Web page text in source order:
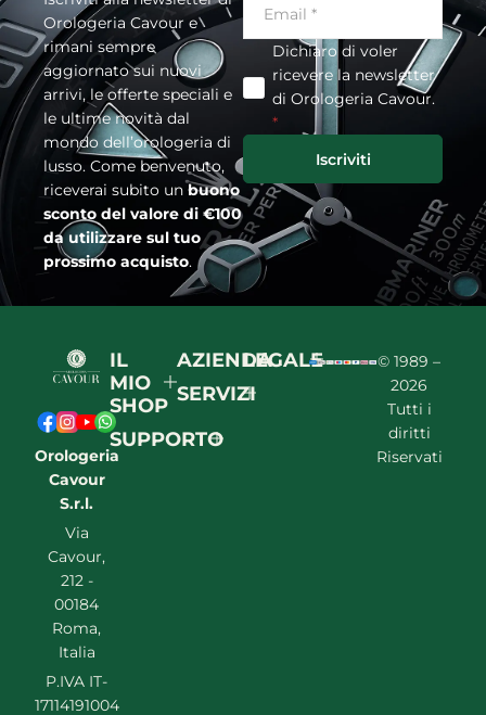
Orologeria Cavour e
rimani sempre
aggiornato sui nuovi
arrivi, le offerte speciali e
le ultime novità dal
mondo dell’orologeria di
lusso. Come benvenuto,
riceverai subito unbuono
sconto del valore di €100
da utilizzare sul tuo
prossimo acquisto.
Dichiaro di voler
ricevere la newsletter
di Orologeria Cavour.
*
Iscriviti
Orologeria
Cavour
S.r.l.
Via
Cavour,
212 -
00184
Roma,
Italia
P.IVA IT-
17114191004
IL
MIO
SHOP
SUPPORTO
AZIENDA
SERVIZI
LEGALE
© 1989 –
2026
Tutti i
diritti
Riservati